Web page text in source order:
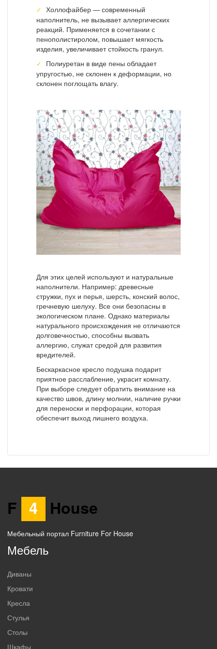
Холлофайбер — современный
наполнитель, не вызывает аллергических
реакций. Применяется в сочетании с
пенополистиролом, повышает мягкость
изделия, увеличивает стойкость гранул.
Полиуретан в виде пены обладает
упругостью, не склонен к деформации, но
склонен поглощать влагу.
Для этих целей используют и натуральные
наполнители. Например: древесные
стружки, пух и перья, шерсть, конский волос,
гречневую шелуху. Все они безопасны в
экологическом плане. Однако материалы
натурального происхождения не отличаются
долговечностью, способны вызвать
аллергию, служат средой для развития
вредителей.
Бескаркасное кресло подушка подарит
приятное расслабление, украсит комнату.
При выборе следует обратить внимание на
качество швов, длину молнии, наличие ручки
для переноски и перфорации, которая
обеспечит выход лишнего воздуха.
F 4 House
Мебельный портал Furniture For House
Мебель
Диваны
Кровати
Кресла
Стулья
Столы
Шкафы